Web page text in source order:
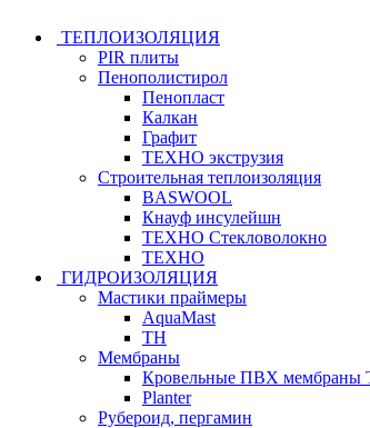
ТЕПЛОИЗОЛЯЦИЯ
PIR плиты
Пенополистирол
Пенопласт
Калкан
Графит
ТЕХНО экструзия
Строительная теплоизоляция
BASWOOL
Кнауф инсулейшн
ТЕХНО Стекловолокно
ТЕХНО
ГИДРОИЗОЛЯЦИЯ
Мастики праймеры
AquaMast
ТН
Мембраны
Кровельные ПВХ мембраны
Planter
Рубероид, пергамин